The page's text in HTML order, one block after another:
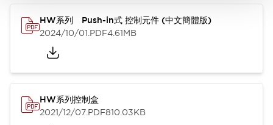
HW系列 Push-in式 控制元件 (中文簡體版)
2024/10/01.PDF4.61MB
HW系列控制盒
2021/12/07.PDF810.03KB